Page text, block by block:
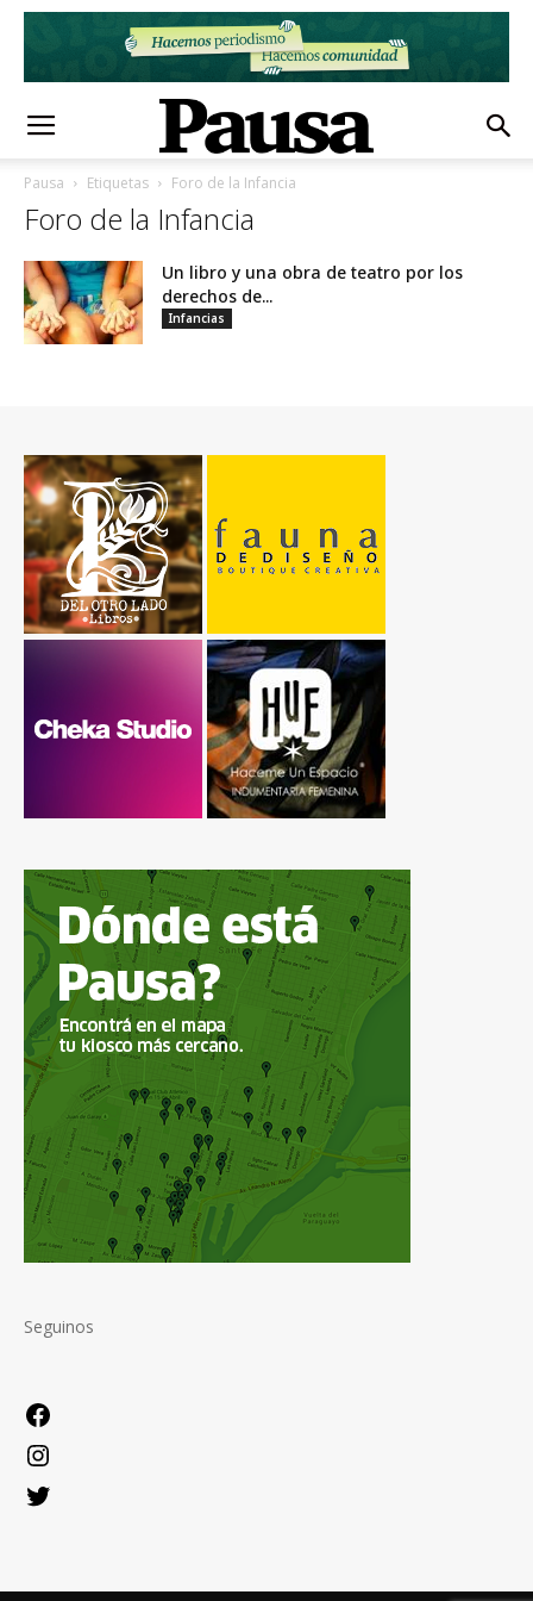
Pausa Etiquetas Foro de la Infancia
Foro de la Infancia
Un libro y una obra de teatro por los
derechos de...
Infancias
Seguinos